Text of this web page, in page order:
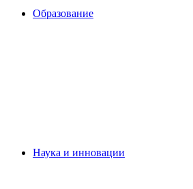
Образование
Наука и инновации